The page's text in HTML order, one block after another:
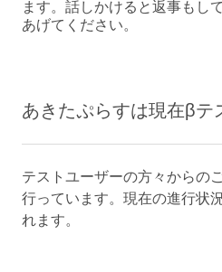
ます。話しかけると返事もし
あげてください。
あきたぷらすは現在βテ
テストユーザーの方々からの
行っています。現在の進行状
れます。